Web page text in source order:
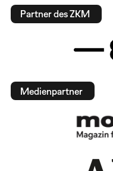
Partner des ZKM
Medienpartner